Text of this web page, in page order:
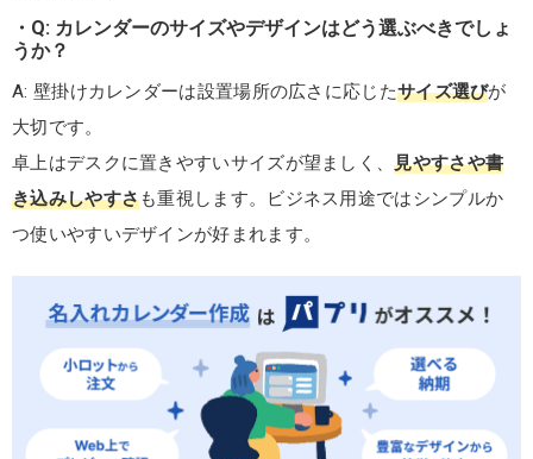
Q: カレンダーのサイズやデザインはどう選ぶべきでしょ
うか？
A: 壁掛けカレンダーは設置場所の広さに応じたサイズ選びが
大切です。
卓上はデスクに置きやすいサイズが望ましく、見やすさや書
き込みしやすさも重視します。ビジネス用途ではシンプルか
つ使いやすいデザインが好まれます。